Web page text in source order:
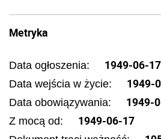
Metryka
Data ogłoszenia: 1949-06-17
Data wejścia w życie: 1949-
Data obowiązywania: 1949-
Z mocą od: 1949-06-17